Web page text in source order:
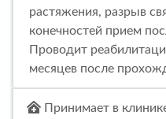
растяжения, разрыв
конечностей прием
Проводит
месяцев после
Принимает в